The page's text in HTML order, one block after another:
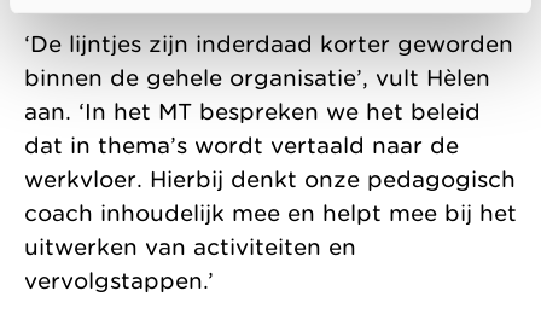
‘De lijntjes zijn inderdaad korter geworden
binnen de gehele organisatie’, vult Hèlen
aan. ‘In het MT bespreken we het beleid
dat in thema’s wordt vertaald naar de
werkvloer. Hierbij denkt onze pedagogisch
coach inhoudelijk mee en helpt mee bij het
uitwerken van activiteiten en
vervolgstappen.’